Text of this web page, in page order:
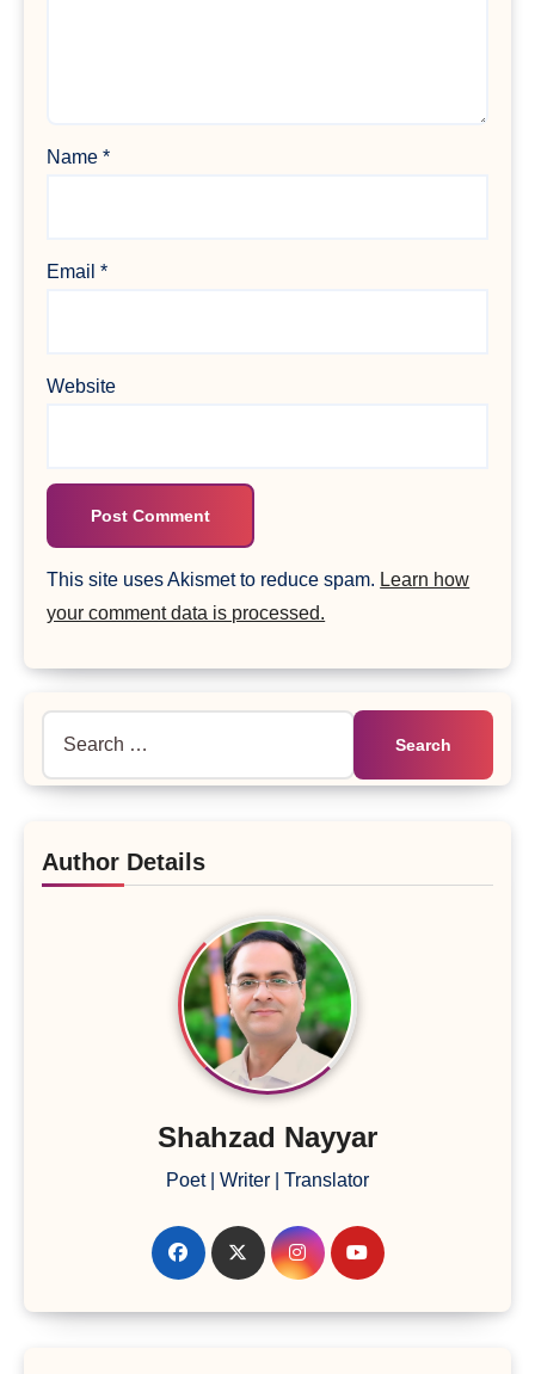
Name*
Email*
Website
This site uses Akismet to reduce spam. Learn how
your comment data is processed.
Author Details
Shahzad Nayyar
Poet | Writer | Translator